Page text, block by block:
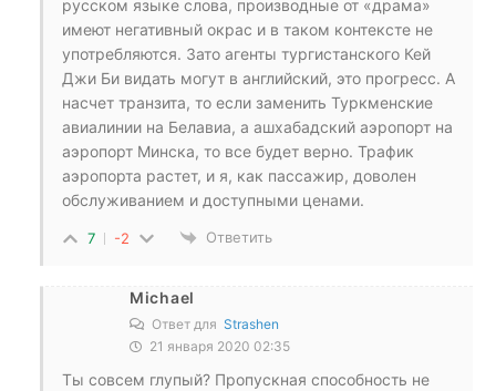
русском языке слова, производные от «драма»
имеют негативный окрас и в таком контексте не
употребляются. Зато агенты тургистанского Кей
Джи Би видать могут в английский, это прогресс. А
насчет транзита, то если заменить Туркменские
авиалинии на Белавиа, а ашхабадский аэропорт на
аэропорт Минска, то все будет верно. Трафик
аэропорта растет, и я, как пассажир, доволен
обслуживанием и доступными ценами.
7 -2 Ответить
Michael
Ответ для Strashen
21 января 2020 02:35
Ты совсем глупый? Пропускная способность не